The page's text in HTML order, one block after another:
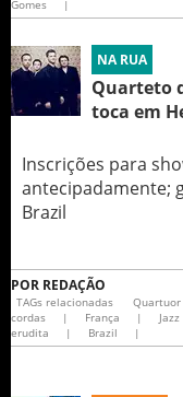
Gomes
|
NA RUA
Quarteto
toca em
Inscrições para
antecipadamente;
Brazil
POR REDAÇÃO
TAGs relacionadas Quartuor
cordas
| França | Jazz
erudita
| Brazil |